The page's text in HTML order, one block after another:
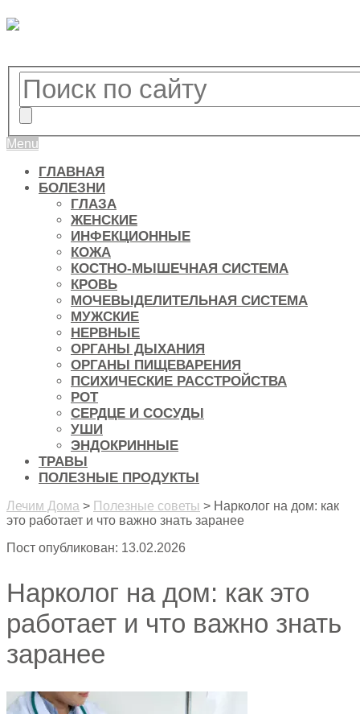
Menu
ГЛАВНАЯ
БОЛЕЗНИ
ГЛАЗА
ЖЕНСКИЕ
ИНФЕКЦИОННЫЕ
КОЖА
КОСТНО-МЫШЕЧНАЯ СИСТЕМА
КРОВЬ
МОЧЕВЫДЕЛИТЕЛЬНАЯ СИСТЕМА
МУЖСКИЕ
НЕРВНЫЕ
ОРГАНЫ ДЫХАНИЯ
ОРГАНЫ ПИЩЕВАРЕНИЯ
ПСИХИЧЕСКИЕ РАССТРОЙСТВА
РОТ
СЕРДЦЕ И СОСУДЫ
УШИ
ЭНДОКРИННЫЕ
ТРАВЫ
ПОЛЕЗНЫЕ ПРОДУКТЫ
Лечим Дома > Полезные советы > Нарколог на дом: как
это работает и что важно знать заранее
Пост опубликован: 13.02.2026
Нарколог на дом: как это
работает и что важно знать
заранее